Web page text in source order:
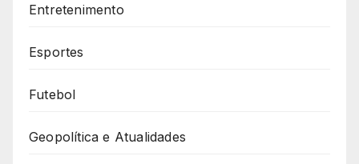
Entretenimento
Esportes
Futebol
Geopolítica e Atualidades